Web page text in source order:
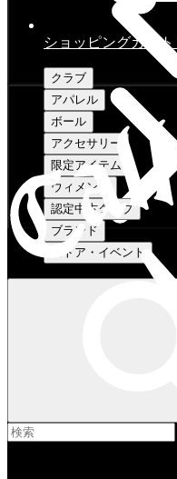
ショッピングカート
クラブ
アパレル
ボール
アクセサリー
限定アイテム
ウィメンズ
認定中古クラブ
ブランド
ストア・イベント